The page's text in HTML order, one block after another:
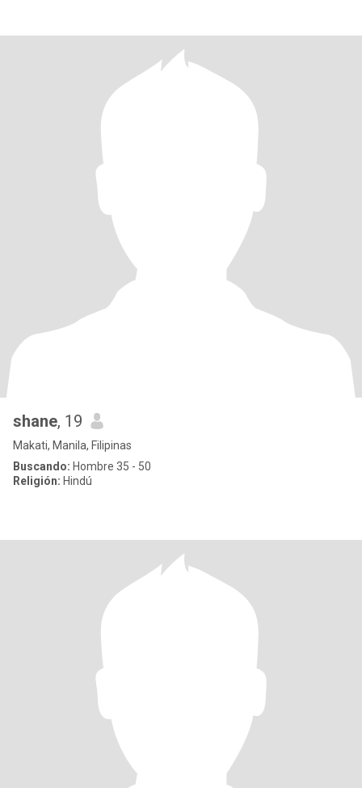
shane, 19
Makati, Manila, Filipinas
Buscando: Hombre 35 - 50
Religión: Hindú